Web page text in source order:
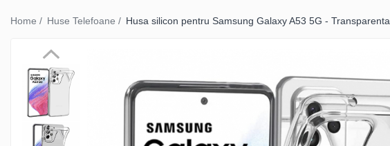
Folii OnePlus
Folii Nokia
Folii Blackview
Folii Honor
Folii Realme
Folii sticla ZTE
Home / Huse Telefoane / Husa silicon pentru Samsung Galaxy A53 5G - Transparenta